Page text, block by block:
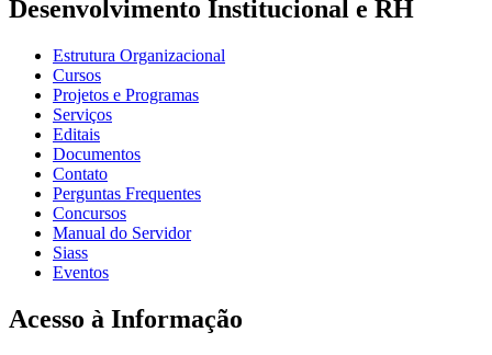
Desenvolvimento Institucional e RH
Estrutura Organizacional
Cursos
Projetos e Programas
Serviços
Editais
Documentos
Contato
Perguntas Frequentes
Concursos
Manual do Servidor
Siass
Eventos
Acesso à Informação